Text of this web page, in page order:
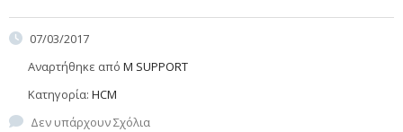
07/03/2017
Αναρτήθηκε από M SUPPORT
Κατηγορία: HCM
Δεν υπάρχουν Σχόλια